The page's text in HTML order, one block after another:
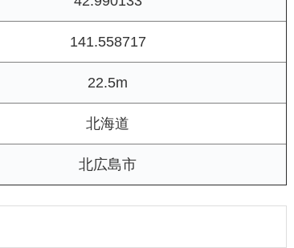
141.558717
22.5m
北海道
北広島市